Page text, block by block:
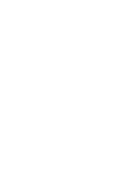
olmalı.